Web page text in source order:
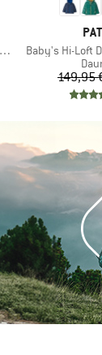
Artikel
Baby's Hi-Loft
149,95